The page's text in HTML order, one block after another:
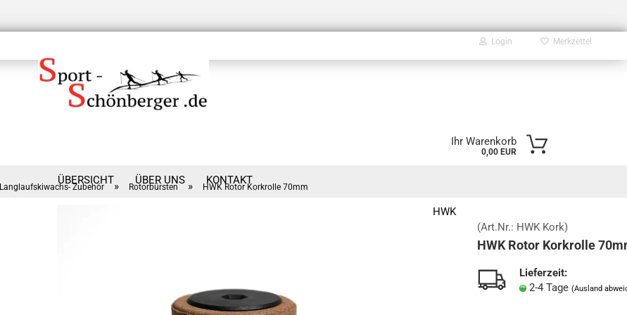
Login Merkzettel
Ihr Warenkorb
0,00 EUR
ÜBERSICHT ÜBER UNS KONTAKT
Langlaufskiwachs- Zubehör » Rotorbürsten » HWK Rotor Korkrolle 70mm
HWK
(Art.Nr.: HWK Kork)
HWK Rotor Korkrolle
Lieferzeit:
2-4 Tage (Ausland